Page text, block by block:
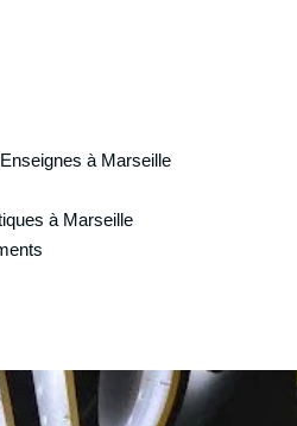
à Marseille
à Marseille